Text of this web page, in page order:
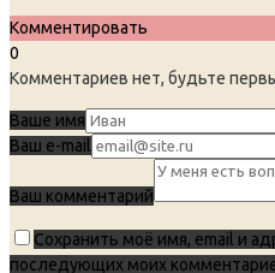
Комментировать
0
Комментариев нет, будьте
Ваше имя
Ваш e-mail
Ваш комментарий
Сохранить моё имя, email и
последующих моих